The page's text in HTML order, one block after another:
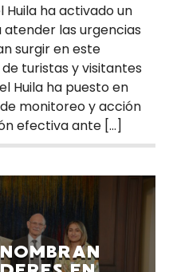
Huila ha activado un
las urgencias
surgir en este
turistas y visitantes
Huila ha puesto en
monitoreo y acción
efectiva ante […]